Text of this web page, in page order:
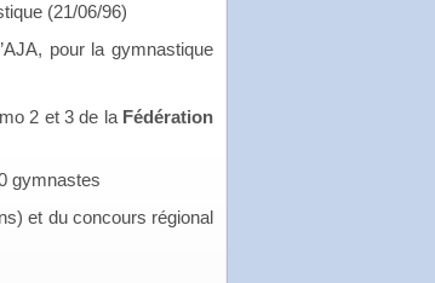
(21/06/96)
pour la gymnastique
2 et 3 de la Fédération
gymnastes
et du concours régional